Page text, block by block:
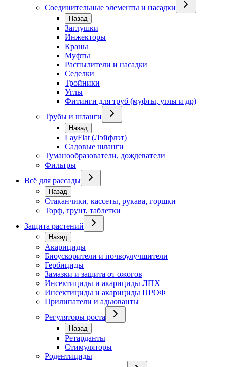
Соединительные элементы и насадки
Назад
Заглушки
Инжекторы
Краны
Муфты
Распылители и насадки
Седелки
Тройники
Углы
Фитинги для труб (муфты, углы и др)
Трубы и шланги
Назад
LayFlat (Лэйфлэт)
Садовые шланги
Туманообразователи, дождеватели
Фильтры
Всё для рассады
Назад
Стаканчики, кассеты, рукава, горшки
Торф, грунт, таблетки
Защита растений
Назад
Акарициды
Биоускорители и почвоулучшители
Гербициды
Замазки и защита от ожогов
Инсектициды и акарициды ЛПХ
Инсектициды и акарициды ПРОФ
Прилипатели и адьюванты
Регуляторы роста
Назад
Ретарданты
Стимуляторы
Родентициды